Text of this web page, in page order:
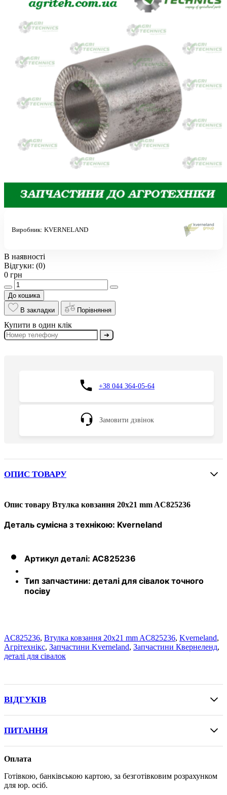
Виробник: KVERNELAND
В наявності
Відгуки: (0)
0 грн
До кошика
В закладки
Порівняння
Купити в один клік
➔
+38 044 364-05-64
Замовити дзвінок
ОПИС ТОВАРУ
Опис товару Втулка ковзання 20х21 mm AC825236
Деталь сумісна з технікою: Kverneland
Артикул деталі: AC825236
Тип запчастини: деталі для сівалок точного
посіву
AC825236, Втулка ковзання 20х21 mm AC825236, Kverneland,
Агрітехнікс, Запчастини Kverneland, Запчастини Квернеленд,
деталі для сівалок
ВІДГУКІВ
ПИТАННЯ
Оплата
Готівкою, банківською картою, за безготівковим розрахунком
для юр. осіб.